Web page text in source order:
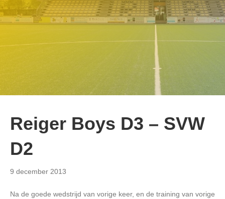
Reiger Boys D3 – SVW
D2
9 december 2013
Na de goede wedstrijd van vorige keer, en de training van vorige